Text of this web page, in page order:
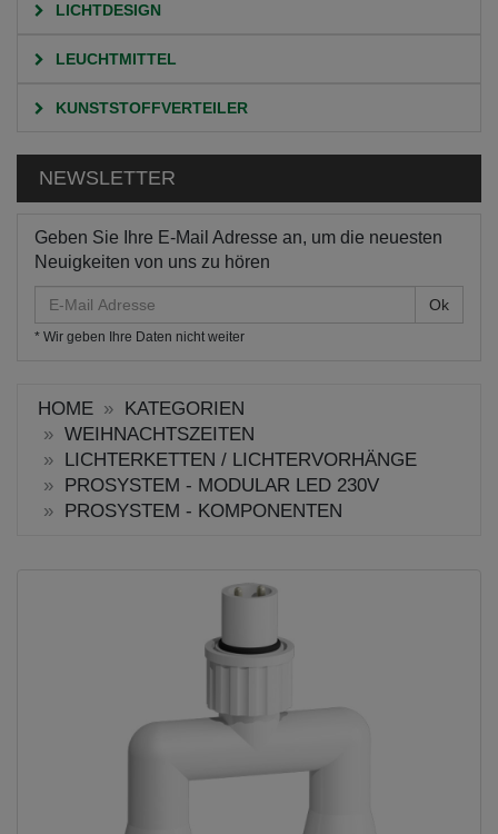
LICHTDESIGN
LEUCHTMITTEL
KUNSTSTOFFVERTEILER
NEWSLETTER
Geben Sie Ihre E-Mail Adresse an, um die neuesten
Neuigkeiten von uns zu hören
Mail
Adresse
* Wir geben Ihre Daten nicht weiter
HOME
KATEGORIEN
WEIHNACHTSZEITEN
LICHTERKETTEN / LICHTERVORHÄNGE
PROSYSTEM - MODULAR LED 230V
PROSYSTEM - KOMPONENTEN